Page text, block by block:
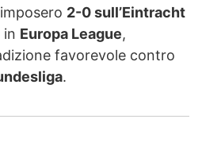
2-0 sull’Eintracht
in Europa League,
favorevole contro
.